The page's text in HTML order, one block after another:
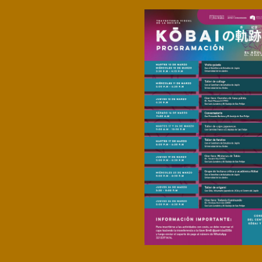
Universidad de los Andes | Vigilada
jurídica: Resolución 28 del 23 de febrero
Teléfono
[+57] (601) 339 4949